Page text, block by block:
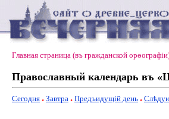
Главная страница (въ гражданской
Православный календарь въ
Сегодня Завтра Предъидущiй день